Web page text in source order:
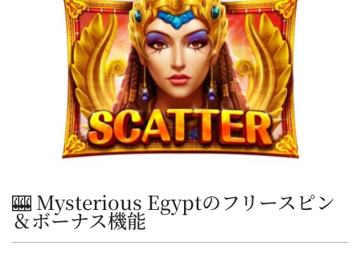
🎰 Mysterious Egyptのフリースピン
＆ボーナス機能